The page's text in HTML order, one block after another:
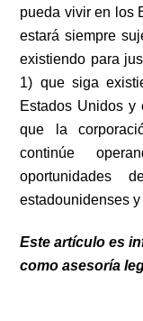
pueda vivir en los
estará siempre
existiendo para
1) que siga
Estados Unidos
que la
continúe
oportunidades
estadounidenses
Este artículo es
como asesoría